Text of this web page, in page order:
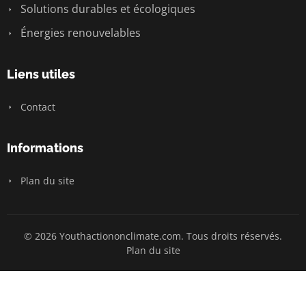
Solutions durables et écologiques
Énergies renouvelables
Liens utiles
Contact
Informations
Plan du site
© 2026 Youthactiononclimate.com. Tous droits réservés.
Plan du site